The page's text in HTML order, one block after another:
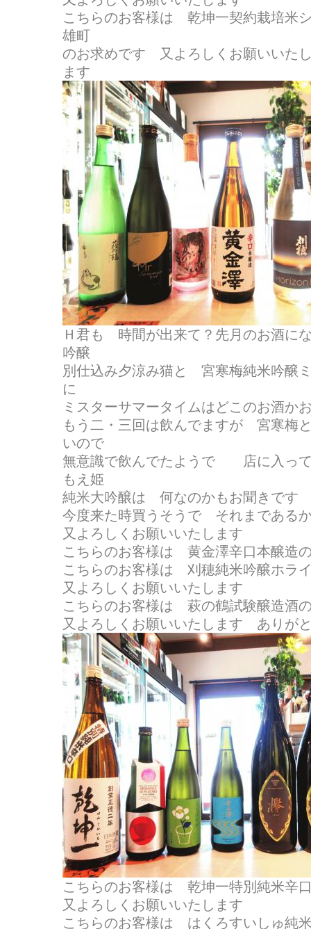
こちらのお客様は 乾坤一契約栽培米
雄町
のお求めです 又よろしくお願いいた
ます
Ｈ君も 時間が出来て？先月のお酒に
吟醸
別仕込み夕涼み猫と 宮寒梅純米吟醸
に
ミスターサマータイムはどこのお酒か
もう二・三回は飲んでますが 宮寒梅
いので
無意識で飲んでたようで 店に入っ
もえ姫
純米大吟醸は 何なのかもお聞きで
今度来た時買うそうで それまである
又よろしくお願いいたします
こちらのお客様は 黄金澤辛口本醸造
こちらのお客様は 刈穂純米吟醸ホラ
又よろしくお願いいたします
こちらのお客様は 萩の鶴試験醸造酒
又よろしくお願いいたします ありが
こちらのお客様は 乾坤一特別純米辛
又よろしくお願いいたします
こちらのお客様は はくろすいしゅ純